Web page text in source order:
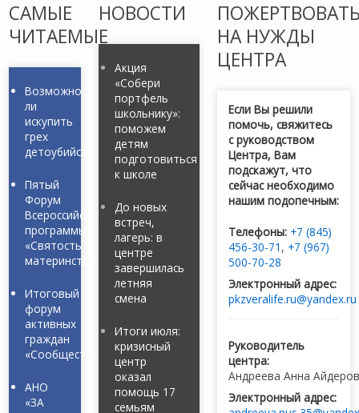
САМЫЕ
ЧИТАЕМЫЕ
Возможно
ли
искупить
грех
детоубийства?
Пятый
Форум
Всероссийской
программы
«Святость
материнства»
Итоговый
форум
активных
граждан
«Сообщество»
АНО
«ЗА
НОВОСТИ
Акция
«Собери
портфель
школьнику»:
поможем
детям
подготовиться
к школе
До новых
встреч,
лагерь: в
центре
завершилась
летняя
смена
Итоги июля:
кризисный
центр
оказал
помощь 17
семьям
НА НУЖДЫ
ЦЕНТРА
Если Вы решили
помочь, свяжитесь
с руководством
Центра, Вам
подскажут, что
сейчас необходимо
нашим подопечным:
Телефоны: +7 (845)
456-30-71 , +7 (967)
500-70-28
Электронный адрес:
pkzveralife.ru@yandex.ru
Руководитель
центра:
Андреева Анна
Электронный адрес: